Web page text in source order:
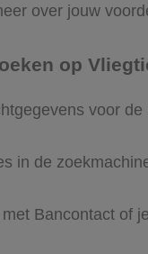
over jouw
op
voor
in de
Bancontact of